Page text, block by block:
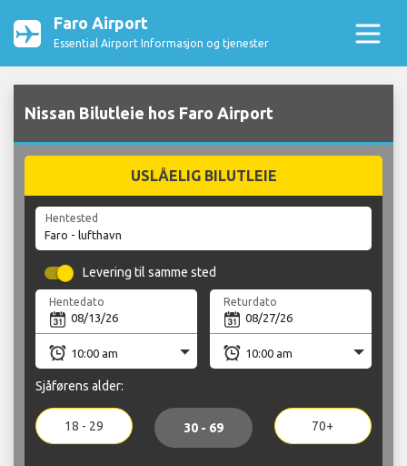
Faro Airport
Essential Airport Informasjon og tjenester
Nissan Bilutleie hos Faro Airport
USLÅELIG BILUTLEIE
Hentested
Levering til samme sted
Hentedato Returdato
Sjåførens alder:
18 - 29 30 - 69 70+